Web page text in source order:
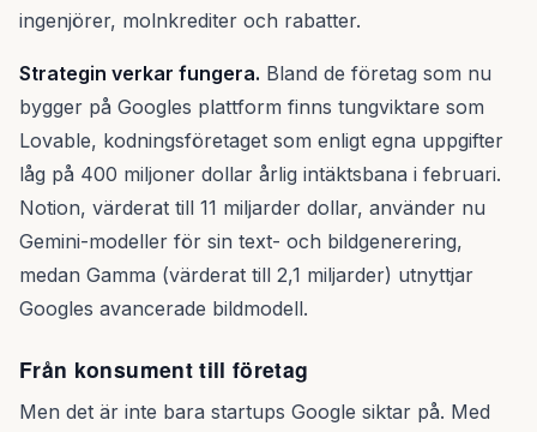
ingenjörer, molnkrediter och rabatter.
Strategin verkar fungera. Bland de företag som nu
bygger på Googles plattform finns tungviktare som
Lovable, kodningsföretaget som enligt egna uppgifter
låg på 400 miljoner dollar årlig intäktsbana i februari.
Notion, värderat till 11 miljarder dollar, använder nu
Gemini-modeller för sin text- och bildgenerering,
medan Gamma (värderat till 2,1 miljarder) utnyttjar
Googles avancerade bildmodell.
Från konsument till företag
Men det är inte bara startups Google siktar på. Med